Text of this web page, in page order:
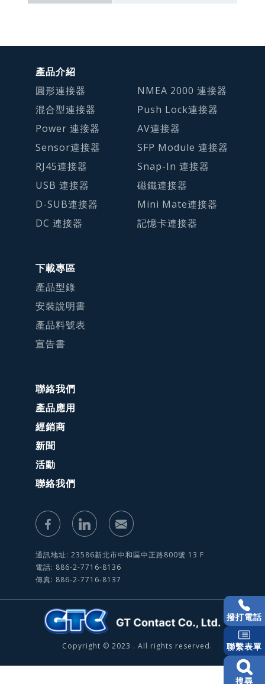
產品介紹
圓形連接器
混合型連接器
Power 連接器
Sensor連接器
RJ45連接器
USB 連接器
D-SUB連接器
DC 連接器
NMEA 2000 連接器
Push Lock連接器
AV連接器
SFP Module 連接器
Snap-In 連接器
磁鐵連接器
Mini Mate連接器
記憶卡連接器
下載專區
產品型錄
安裝說明書
產品料號表
宣告書
聯絡我們
產品應用
經銷商
新聞
活動
聯絡我們
通訊地址: 23586新北市中和區中正路800號 13 F
電話: 886-2-7716-8136
傳真: 886-2-7716-8137
Copyright © 2023 . All rights reserved.
撥打電話
聯繫表單
搜尋